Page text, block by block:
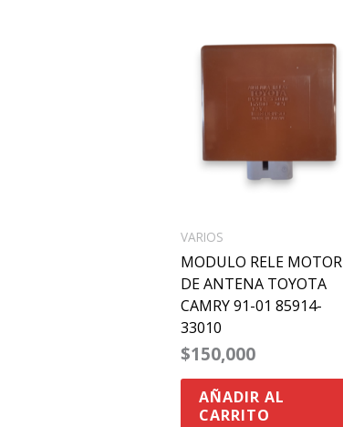
VARIOS
MODULO RELE MOTOR
DE ANTENA TOYOTA
CAMRY 91-01 85914-
33010
$150,000
AÑADIR AL
CARRITO